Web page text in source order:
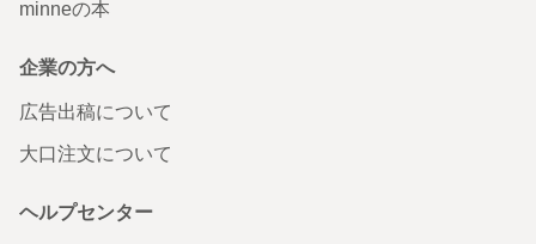
minneの本
企業の方へ
広告出稿について
大口注文について
ヘルプセンター